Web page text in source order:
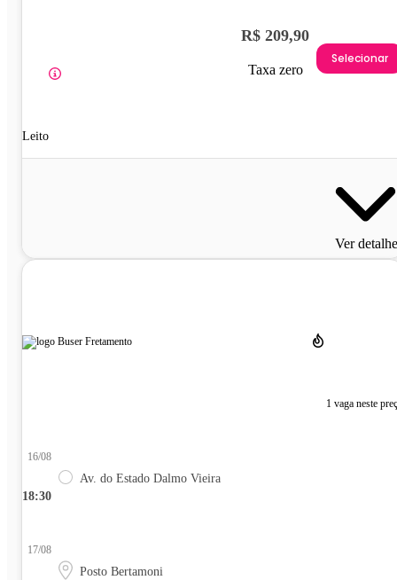
Leito
R$ 209,90
Taxa zero
Selecionar
Ver
1 vaga neste
18:30
16/08
Av. do Estado Dalmo Vieira
17/08
Posto Bertamoni